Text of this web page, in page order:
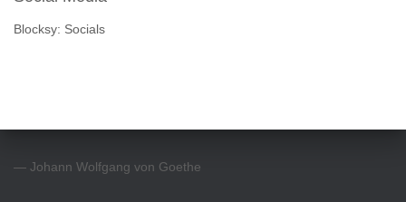
Blocksy: Socials
— Johann Wolfgang von Goethe